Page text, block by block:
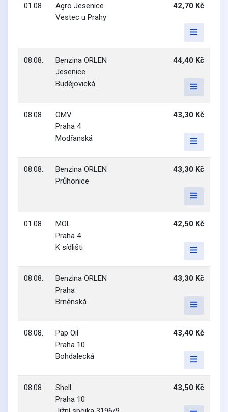
01.08.
Agro Jesenice
Vestec u Prahy
42,70 Kč
08.08.
Benzina ORLEN
Jesenice
Budějovická
44,40 Kč
08.08.
OMV
Praha 4
Modřanská
43,30 Kč
08.08.
Benzina ORLEN
Průhonice
43,30 Kč
01.08.
MOL
Praha 4
K sídlišti
42,50 Kč
08.08.
Benzina ORLEN
Praha
Brněnská
43,30 Kč
08.08.
Pap Oil
Praha 10
Bohdalecká
43,40 Kč
08.08.
Shell
Praha 10
43,50 Kč